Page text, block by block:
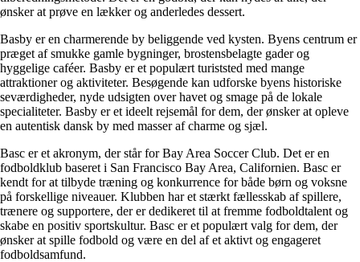
ønsker at prøve en lækker og anderledes dessert.
Basby er en charmerende by beliggende ved kysten. Byens centrum er
præget af smukke gamle bygninger, brostensbelagte gader og
hyggelige caféer. Basby er et populært turiststed med mange
attraktioner og aktiviteter. Besøgende kan udforske byens historiske
seværdigheder, nyde udsigten over havet og smage på de lokale
specialiteter. Basby er et ideelt rejsemål for dem, der ønsker at opleve
en autentisk dansk by med masser af charme og sjæl.
Basc er et akronym, der står for Bay Area Soccer Club. Det er en
fodboldklub baseret i San Francisco Bay Area, Californien. Basc er
kendt for at tilbyde træning og konkurrence for både børn og voksne
på forskellige niveauer. Klubben har et stærkt fællesskab af spillere,
trænere og supportere, der er dedikeret til at fremme fodboldtalent og
skabe en positiv sportskultur. Basc er et populært valg for dem, der
ønsker at spille fodbold og være en del af et aktivt og engageret
fodboldsamfund.